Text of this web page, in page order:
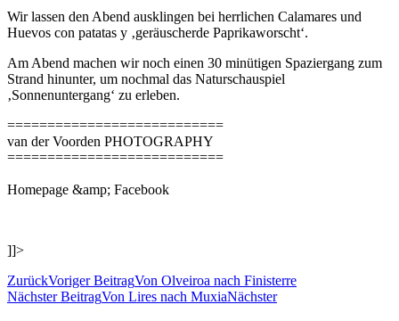
Wir lassen den Abend ausklingen bei herrlichen Calamares und
Huevos con patatas y ‚geräuscherde Paprikaworscht‘.
Am Abend machen wir noch einen 30 minütigen Spaziergang zum
Strand hinunter, um nochmal das Naturschauspiel
‚Sonnenuntergang‘ zu erleben.
===========================
van der Voorden PHOTOGRAPHY
===========================
Homepage &amp; Facebook
]]>
ZurückVoriger BeitragVon Olveiroa nach Finisterre
Nächster BeitragVon Lires nach MuxiaNächster